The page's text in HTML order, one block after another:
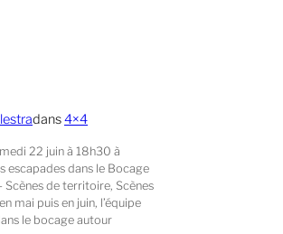
dans4×4
22 juin à 18h30 à
escapades dans le Bocage
Scènes de territoire, Scènes
mai puis en juin, l’équipe
le bocage autour